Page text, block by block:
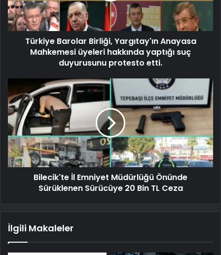
Türkiye Barolar Birliği, Yargıtay'ın Anayasa
Mahkemesi üyeleri hakkında yaptığı suç
duyurusunu protesto etti.
Bilecik'te İl Emniyet Müdürlüğü Önünde
Sürüklenen Sürücüye 20 Bin TL Ceza
İlgili Makaleler